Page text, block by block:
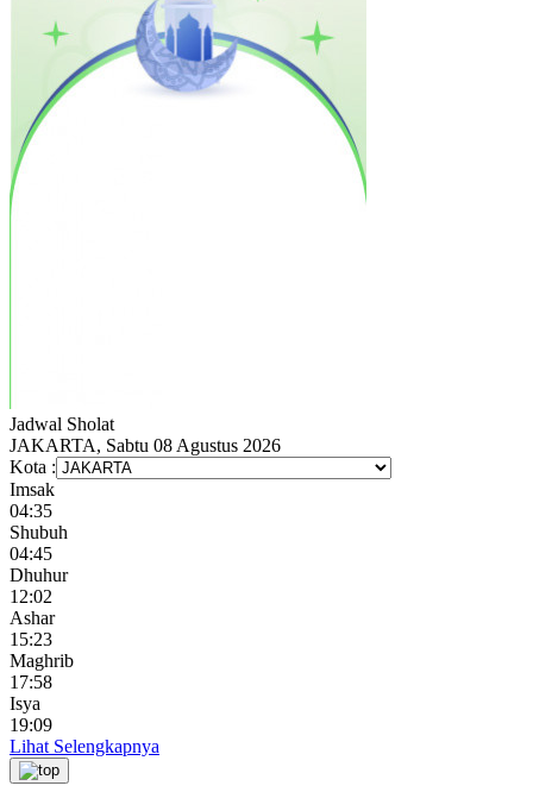
Jadwal Sholat
JAKARTA, Sabtu 08 Agustus 2026
Kota :
Imsak
04:35
Shubuh
04:45
Dhuhur
12:02
Ashar
15:23
Maghrib
17:58
Isya
19:09
Lihat Selengkapnya